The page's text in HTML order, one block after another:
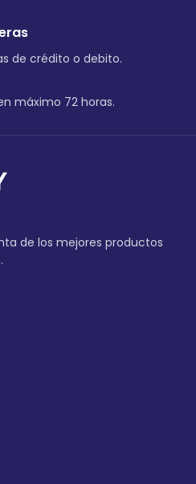
de crédito o debito.
máximo 72 horas.
de los mejores productos